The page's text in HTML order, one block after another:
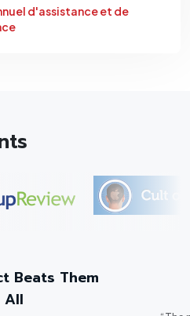
d'assistance et de
Beats Them
All